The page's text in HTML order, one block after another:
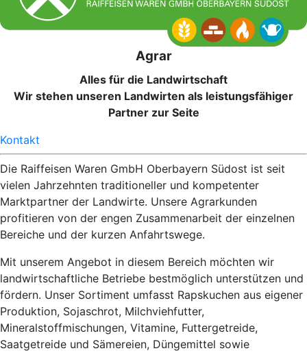
Agrar
Alles für die Landwirtschaft
Wir stehen unseren Landwirten als leistungsfähiger
Partner zur Seite
Kontakt
Die Raiffeisen Waren GmbH Oberbayern Südost ist seit
vielen Jahrzehnten traditioneller und kompetenter
Marktpartner der Landwirte. Unsere Agrarkunden
profitieren von der engen Zusammenarbeit der einzelnen
Bereiche und der kurzen Anfahrtswege.
Mit unserem Angebot in diesem Bereich möchten wir
landwirtschaftliche Betriebe bestmöglich unterstützen und
fördern. Unser Sortiment umfasst Rapskuchen aus eigener
Produktion, Sojaschrot, Milchviehfutter,
Mineralstoffmischungen, Vitamine, Futtergetreide,
Saatgetreide und Sämereien, Düngemittel sowie